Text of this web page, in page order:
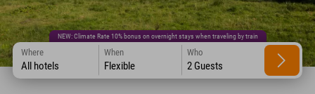
NEW: Climate Rate 10% bonus on overnight stays when traveling by train
Where
All hotels
When
Flexible
Who
2 Guests